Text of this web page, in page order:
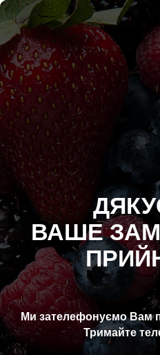
ВАШЕ
Ми зателефонуємо Вам
Тримайте